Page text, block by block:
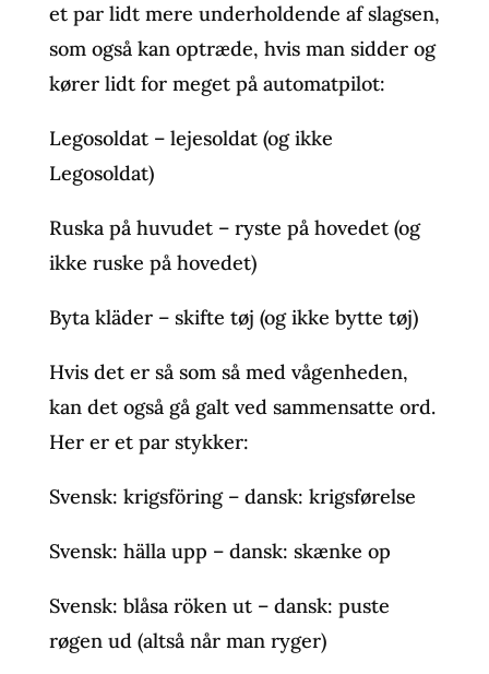
et par lidt mere underholdende af slagsen,
som også kan optræde, hvis man sidder og
kører lidt for meget på automatpilot:
Legosoldat – lejesoldat (og ikke
Legosoldat)
Ruska på huvudet – ryste på hovedet (og
ikke ruske på hovedet)
Byta kläder – skifte tøj (og ikke bytte tøj)
Hvis det er så som så med vågenheden,
kan det også gå galt ved sammensatte ord.
Her er et par stykker:
Svensk: krigsföring – dansk: krigsførelse
Svensk: hälla upp – dansk: skænke op
Svensk: blåsa röken ut – dansk: puste
røgen ud (altså når man ryger)